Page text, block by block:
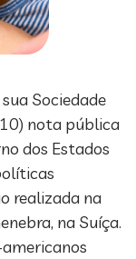
Sociedade
nota pública
dos Estados
realizada na
na Suíça.